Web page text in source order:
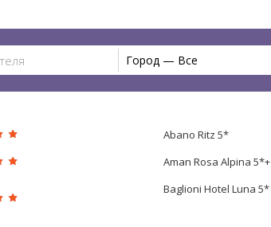
Город — Все
Abano Ritz 5*
Aman Rosa Alpina 5*+
Baglioni Hotel Luna 5*